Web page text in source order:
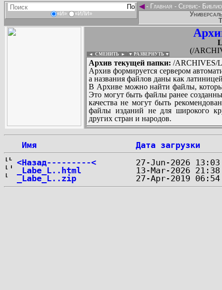
«И» «ИЛИ»
◄- Главная - Сервис-
(/
◄ СМЕНИТЬ ► ▼ РАЗВЕРНУТЬ ▼
Архив текущей папки: /ARCHIVES/
Архив формируется сервером
а названия файлов даны как
В Архиве можно найти файлы,
Это могут быть файлы ранее
качества не могут быть
файлы изданий не для широкого
других стран и народов.
Имя
Дата загрузки
<Назад---------<
_Labe_L..html
_Labe_L..zip